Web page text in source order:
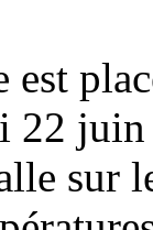
est
22
sur